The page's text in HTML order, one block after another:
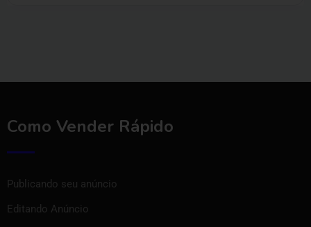
Como Vender Rápido
Publicando seu anúncio
Editando Anúncio